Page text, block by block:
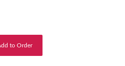
to Order